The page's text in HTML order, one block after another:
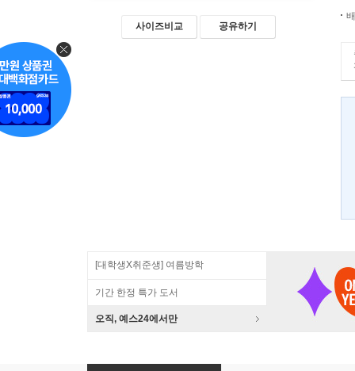
사이즈비교 공유하기
[대학생X취준생] 여름방학
기간 한정 특가 도서
오직, 예스24에서만